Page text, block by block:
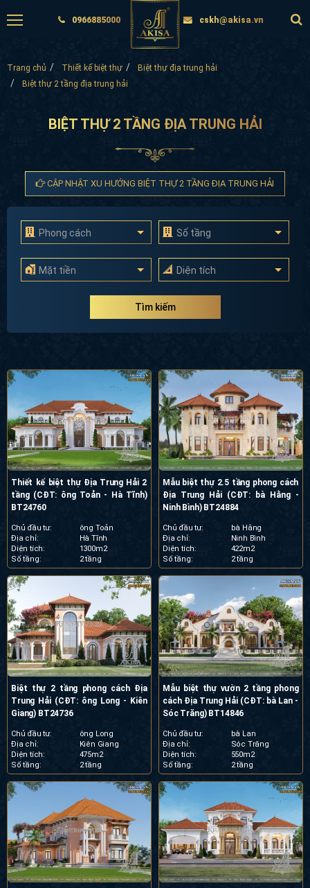
0966885000 cskh@akisa.vn
Trang chủ Thiết kế biệt thự
Biệt thự địa trung hải
Biệt thự 2 tầng địa trung hải
BIỆT THỰ 2 TẦNG ĐỊA TRUNG HẢI
CẬP NHẬT XU HƯỚNG BIỆT THỰ 2 TẦNG ĐỊA TRUNG HẢI
Phong cách Số tầng
Mặt tiền Diện tích
Tìm kiếm
Thiết kế biệt thự Địa Trung Hải 2
tầng (CĐT: ông Toản - Hà Tĩnh)
BT24760
Chủ đầu tư:
ông Toản
Địa chỉ:
Hà Tĩnh
Diện tích:
1300m2
Số tầng:
2 tầng
Mẫu biệt thự 2.5 tầng phong cách
Địa Trung Hải (CĐT: bà Hằng -
Ninh Bình) BT24884
Chủ đầu tư:
bà Hằng
Địa chỉ:
Ninh Bình
Diện tích:
422m2
Số tầng:
2 tầng
Biệt thự 2 tầng phong cách Địa
Trung Hải (CĐT: ông Long - Kiên
Giang) BT24736
Chủ đầu tư:
ông Long
Địa chỉ:
Kiên Giang
Diện tích:
475m2
Số tầng:
2 tầng
Mẫu biệt thự vườn 2 tầng phong
cách Địa Trung Hải (CĐT: bà Lan -
Sóc Trăng) BT14846
Chủ đầu tư:
bà Lan
Địa chỉ:
Sóc Trăng
Diện tích:
550m2
Số tầng:
2 tầng